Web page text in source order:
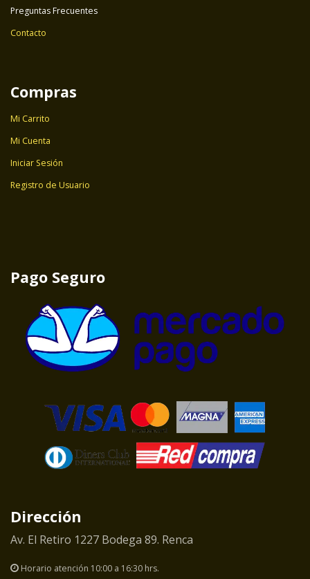
Preguntas Frecuentes
Contacto
Compras
Mi Carrito
Mi Cuenta
Iniciar Sesión
Registro de Usuario
Pago Seguro
Dirección
Av. El Retiro 1227 Bodega 89. Renca
Horario atención 10:00 a 16:30 hrs.